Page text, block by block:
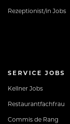
Rezeptionist/in Jobs
SERVICE JOBS
Kellner Jobs
Restaurantfachfrau
Commis de Rang